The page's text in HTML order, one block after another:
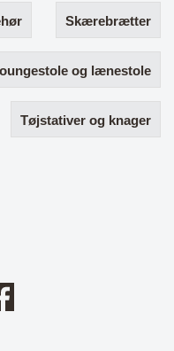
Skærebrætter
og lænestole
Tøjstativer og knager